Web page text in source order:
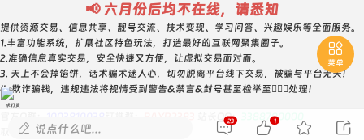

菜单
 说点什么吧... 
23 1  
📢 六月份后均不在线，请悉知
提供资源交易、信息共享、靓号交流、技术变现、学习问答、兴趣娱乐等全面服务。
1.丰富功能系统，扩展社区特色玩法，打造最好的互联网聚集圈子。
2.准确信息真实交易，安全快捷又方便，让虚拟交易面对面。
3. 天上不会掉馅饼，话术骗术迷人心，切勿脱离平台线下交易，被骗与平台无关！
4. 欺诈骗钱，违规违法将视情受到警告&禁言&封号甚至检举至👮🏻‍♀️处理！
站长QQ：
3388700000
取消
求打赏